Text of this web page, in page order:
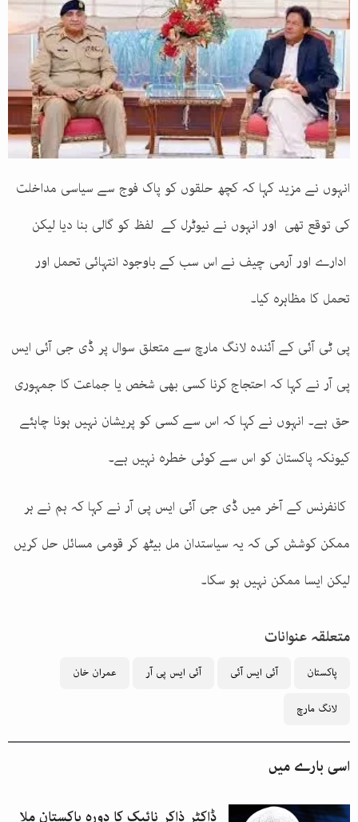
انہوں نے مزید کہا کہ کچھ حلقوں کو پاک فوج سے سیاسی مداخلت
کی توقع تھی اور انہوں نے نیوٹرل کے لفظ کو گالی بنا دیا لیکن
ادارے اور آرمی چیف نے اس سب کے باوجود انتہائی تحمل اور
تحمل کا مظاہرہ کیا۔
پی ٹی آئی کے آئندہ لانگ مارچ سے متعلق سوال پر ڈی جی آئی ایس
پی آر نے کہا کہ احتجاج کرنا کسی بھی شخص یا جماعت کا جمہوری
حق ہے۔ انہوں نے کہا کہ اس سے کسی کو پریشان نہیں ہونا چاہئے
کیونکہ پاکستان کو اس سے کوئی خطرہ نہیں ہے۔
کانفرنس کے آخر میں ڈی جی آئی ایس پی آر نے کہا کہ ہم نے ہر
ممکن کوشش کی کہ یہ سیاستدان مل بیٹھ کر قومی مسائل حل کریں
لیکن ایسا ممکن نہیں ہو سکا۔
متعلقہ عنوانات
پاکستان آئی ایس آئی آئی ایس پی آر عمران خان
لانگ مارچ
اسی بارے میں
ڈاکٹر ذاکر نائیک کا دورہ پاکستان ملا